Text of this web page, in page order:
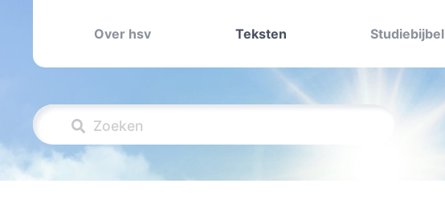
Over hsv Teksten Studiebijbel